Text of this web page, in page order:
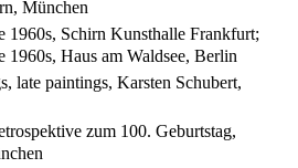
München
1960s, Schirn Kunsthalle Frankfurt;
1960s, Haus am Waldsee, Berlin
late paintings, Karsten Schubert,
zum 100. Geburtstag,